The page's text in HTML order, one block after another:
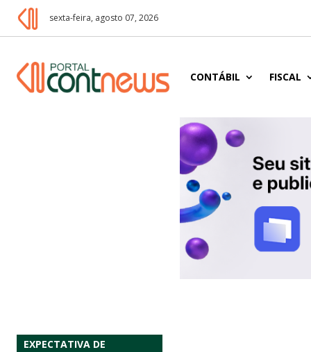
sexta-feira, agosto 07, 2026
CONTÁBIL FISCAL
EXPECTATIVA DE